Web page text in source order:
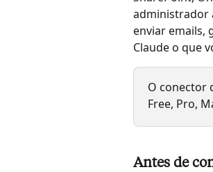
administrador
enviar emails,
Claude o que
O conector
Free, Pro,
Antes de